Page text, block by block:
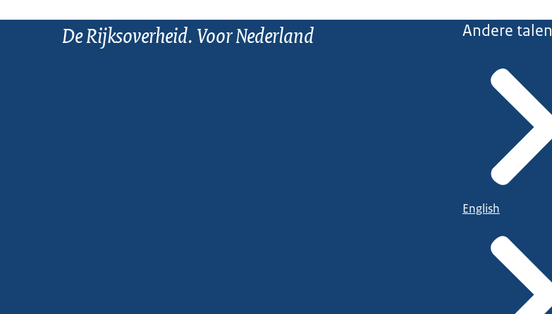
De Rijksoverheid. Voor Nederland Andere talen
English